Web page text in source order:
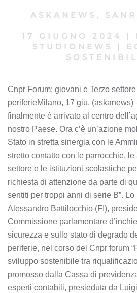
ASKANEWS ,
17 GIUGNO 2024
STUDIONEWS
Cnpr Forum: giovani e Terzo
periferieMilano, 17 giu. (askanews)
finalmente è arrivato al centro
nostro Paese. Ora c’è un’azione
Stato in stretta sinergia con le
stretto contatto con le parrocchie,
settore e le istituzioni scolastiche
richiesta di attenzione da parte di
sentiti per troppi anni di serie B”.
Alessandro Battilocchio (FI),
Commissione parlamentare
sicurezza e sullo stato di degrado
periferie, nel corso del Cnpr forum
sviluppo sostenibile tra
promosso dalla Cassa di
esperti contabili, presieduta da